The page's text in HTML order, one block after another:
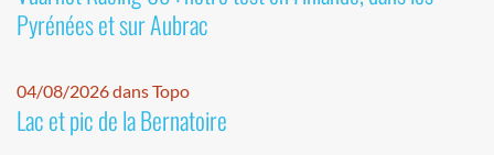
Pyrénées et sur Aubrac
04/08/2026 dans Topo
Lac et pic de la Bernatoire